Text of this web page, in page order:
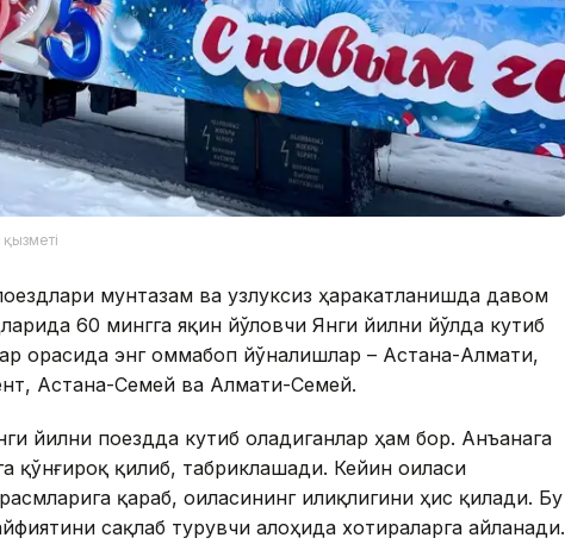
мунтазам ва узлуксиз ҳаракатланишда давом
60 мингга яқин йўловчи Янги йилни йўлда кутиб
орасида энг оммабоп йўналишлар – Астана-Алмати,
Астана-Семей ва Алмати-Семей.
йилни поездда кутиб оладиганлар ҳам бор. Анъанага
қўнғироқ қилиб, табриклашади. Кейин оиласи
қараб, оиласининг илиқлигини ҳис қилади. Бу
сақлаб турувчи алоҳида хотираларга айланади.